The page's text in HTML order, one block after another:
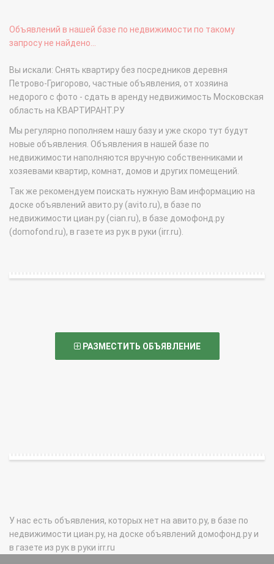
Объявлений в нашей базе по недвижимости по такому
запросу не найдено...
Вы искали: Снять квартиру без посредников деревня
Петрово-Григорово, частные объявления, от хозяина
недорого с фото - сдать в аренду недвижимость Московская
область на КВАРТИРАНТ.РУ
Мы регулярно пополняем нашу базу и уже скоро тут будут
новые объявления. Объявления в нашей базе по
недвижимости наполняются вручную собственниками и
хозяевами квартир, комнат, домов и других помещений.
Так же рекомендуем поискать нужную Вам информацию на
доске объявлений авито.ру (avito.ru), в базе по
недвижимости циан.ру (cian.ru), в базе домофонд.ру
(domofond.ru), в газете из рук в руки (irr.ru).
РАЗМЕСТИТЬ ОБЪЯВЛЕНИЕ
У нас есть объявления, которых нет на авито.ру, в базе по
недвижимости циан.ру, на доске объявлений домофонд.ру и
в газете из рук в руки irr.ru